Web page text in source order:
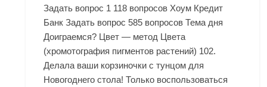
Задать вопрос 1 118 вопросов Хоум Кредит
Банк Задать вопрос 585 вопросов Тема дня
Доиграемся? Цвет — метод Цвета
(хромотография пигментов растений) 102.
Делала ваши корзиночки с тунцом для
Новогоднего стола! Только воспользоваться